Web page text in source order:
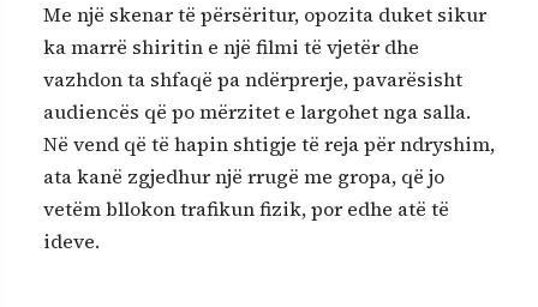
Me një skenar të përsëritur, opozita duket sikur
ka marrë shiritin e një filmi të vjetër dhe
vazhdon ta shfaqë pa ndërprerje, pavarësisht
audiencës që po mërzitet e largohet nga salla.
Në vend që të hapin shtigje të reja për ndryshim,
ata kanë zgjedhur një rrugë me gropa, që jo
vetëm bllokon trafikun fizik, por edhe atë të
ideve.